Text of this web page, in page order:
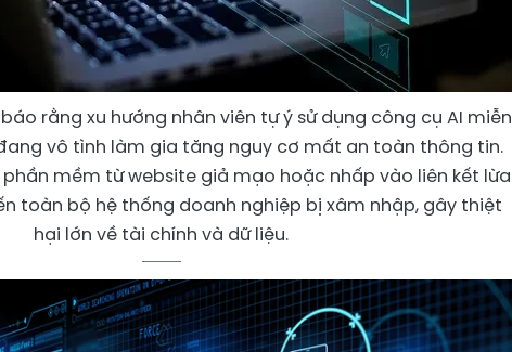
rằng xu hướng nhân viên tự ý sử dụng công cụ AI miễn
vô tình làm gia tăng nguy cơ mất an toàn thông tin.
mềm từ website giả mạo hoặc nhấp vào liên kết lừa
toàn bộ hệ thống doanh nghiệp bị xâm nhập, gây thiệt
hại lớn về tài chính và dữ liệu.